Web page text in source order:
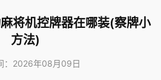
将机控牌器在哪装(察牌小
方法)
：2026年08月09日